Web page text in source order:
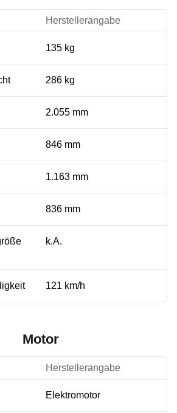
Herstellerangabe
135 kg
286 kg
2.055 mm
846 mm
1.163 mm
836 mm
k.A.
121 km/h
Motor
Herstellerangabe
Elektromotor